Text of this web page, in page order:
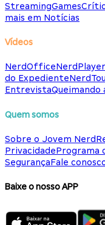
StreamingGames
mais em Notícias
Vídeos
NerdOfficeNerdPlayer
do Expediente
EntrevistaQueimando
Quem somos
Sobre o Jovem Nerd
PrivacidadePrograma
SegurançaFale
Baixe o nosso APP